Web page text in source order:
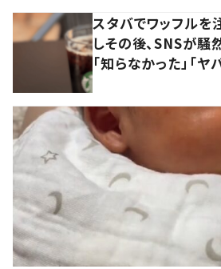
スタバでワッフルを
しその後、SNSが
「知らなかった」「ヤ